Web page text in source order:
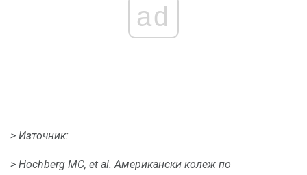
ad
> Източник:
> Hochberg MC, et al. Американски колеж по